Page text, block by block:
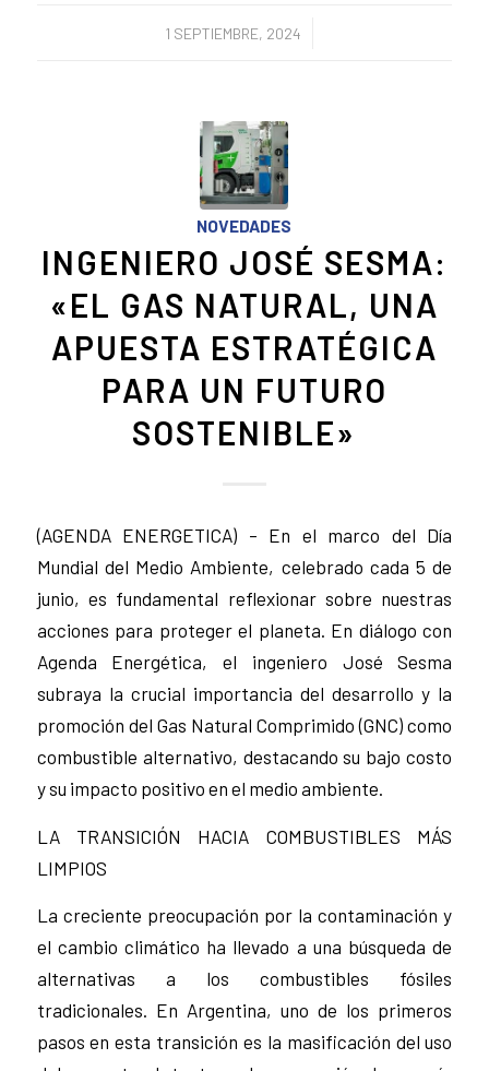
1 SEPTIEMBRE, 2024
/
NOVEDADES
INGENIERO JOSÉ SESMA:
«EL GAS NATURAL, UNA
APUESTA ESTRATÉGICA
PARA UN FUTURO
SOSTENIBLE»
(AGENDA ENERGETICA) – En el marco del Día
Mundial del Medio Ambiente, celebrado cada 5 de
junio, es fundamental reflexionar sobre nuestras
acciones para proteger el planeta. En diálogo con
Agenda Energética, el ingeniero José Sesma
subraya la crucial importancia del desarrollo y la
promoción del Gas Natural Comprimido (GNC) como
combustible alternativo, destacando su bajo costo
y su impacto positivo en el medio ambiente.
LA TRANSICIÓN HACIA COMBUSTIBLES MÁS
LIMPIOS
La creciente preocupación por la contaminación y
el cambio climático ha llevado a una búsqueda de
alternativas a los combustibles fósiles
tradicionales. En Argentina, uno de los primeros
pasos en esta transición es la masificación del uso